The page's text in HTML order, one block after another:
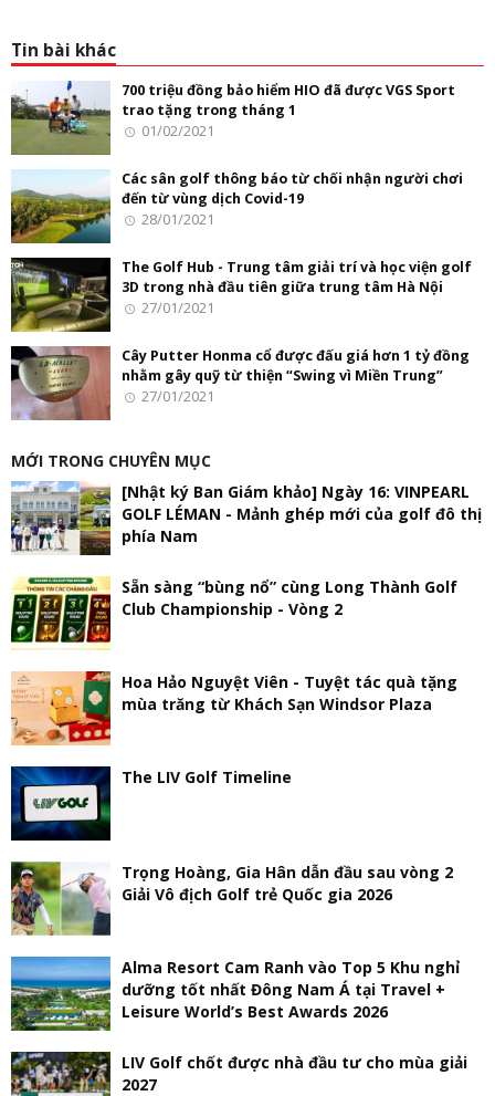
Tin bài khác
700 triệu đồng bảo hiểm HIO đã được VGS Sport
trao tặng trong tháng 1
01/02/2021
Các sân golf thông báo từ chối nhận người chơi
đến từ vùng dịch Covid-19
28/01/2021
The Golf Hub - Trung tâm giải trí và học viện golf
3D trong nhà đầu tiên giữa trung tâm Hà Nội
27/01/2021
Cây Putter Honma cổ được đấu giá hơn 1 tỷ đồng
nhằm gây quỹ từ thiện “Swing vì Miền Trung”
27/01/2021
MỚI TRONG CHUYÊN MỤC
[Nhật ký Ban Giám khảo] Ngày 16: VINPEARL
GOLF LÉMAN - Mảnh ghép mới của golf đô thị
phía Nam
Sẵn sàng “bùng nổ” cùng Long Thành Golf
Club Championship - Vòng 2
Hoa Hảo Nguyệt Viên - Tuyệt tác quà tặng
mùa trăng từ Khách Sạn Windsor Plaza
The LIV Golf Timeline
Trọng Hoàng, Gia Hân dẫn đầu sau vòng 2
Giải Vô địch Golf trẻ Quốc gia 2026
Alma Resort Cam Ranh vào Top 5 Khu nghỉ
dưỡng tốt nhất Đông Nam Á tại Travel +
Leisure World’s Best Awards 2026
LIV Golf chốt được nhà đầu tư cho mùa giải
2027